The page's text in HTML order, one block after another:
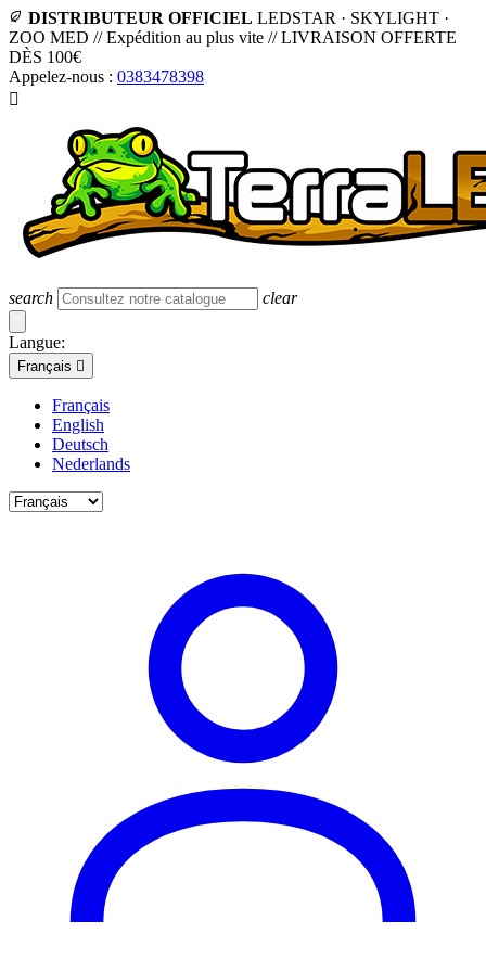
DISTRIBUTEUR OFFICIEL LEDSTAR · SKYLIGHT ·
ZOO MED // Expédition au plus vite // LIVRAISON OFFERTE
DÈS 100€
Appelez-nous : 0383478398

search clear
Langue:
Français 
Français
English
Deutsch
Nederlands